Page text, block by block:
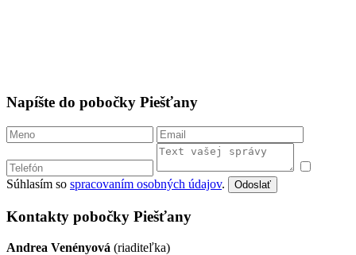
Napíšte do pobočky Piešťany
Súhlasím so spracovaním osobných údajov. Odoslať
Kontakty pobočky Piešťany
Andrea Venényová (riaditeľka)